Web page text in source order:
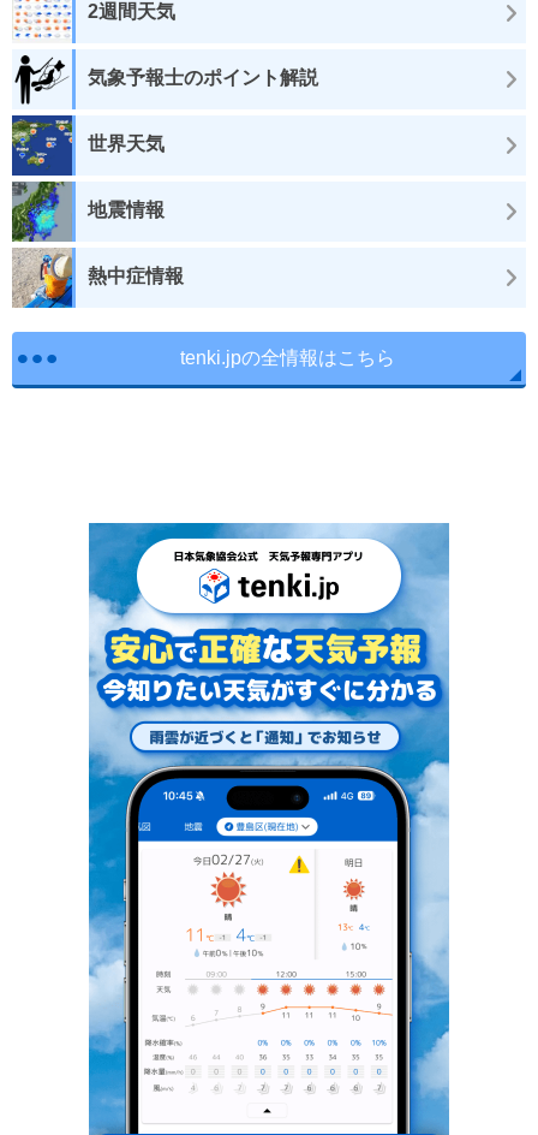
2週間天気
気象予報士のポイント解説
世界天気
地震情報
熱中症情報
tenki.jpの全情報はこちら